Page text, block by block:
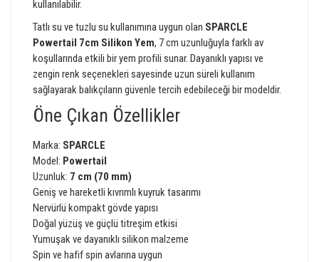
kullanılabilir.
Tatlı su ve tuzlu su kullanımına uygun olan SPARCLE
Powertail 7cm Silikon Yem, 7 cm uzunluğuyla farklı av
koşullarında etkili bir yem profili sunar. Dayanıklı yapısı ve
zengin renk seçenekleri sayesinde uzun süreli kullanım
sağlayarak balıkçıların güvenle tercih edebileceği bir modeldir.
Öne Çıkan Özellikler
Marka: SPARCLE
Model: Powertail
Uzunluk: 7 cm (70 mm)
Geniş ve hareketli kıvrımlı kuyruk tasarımı
Nervürlü kompakt gövde yapısı
Doğal yüzüş ve güçlü titreşim etkisi
Yumuşak ve dayanıklı silikon malzeme
Spin ve hafif spin avlarına uygun